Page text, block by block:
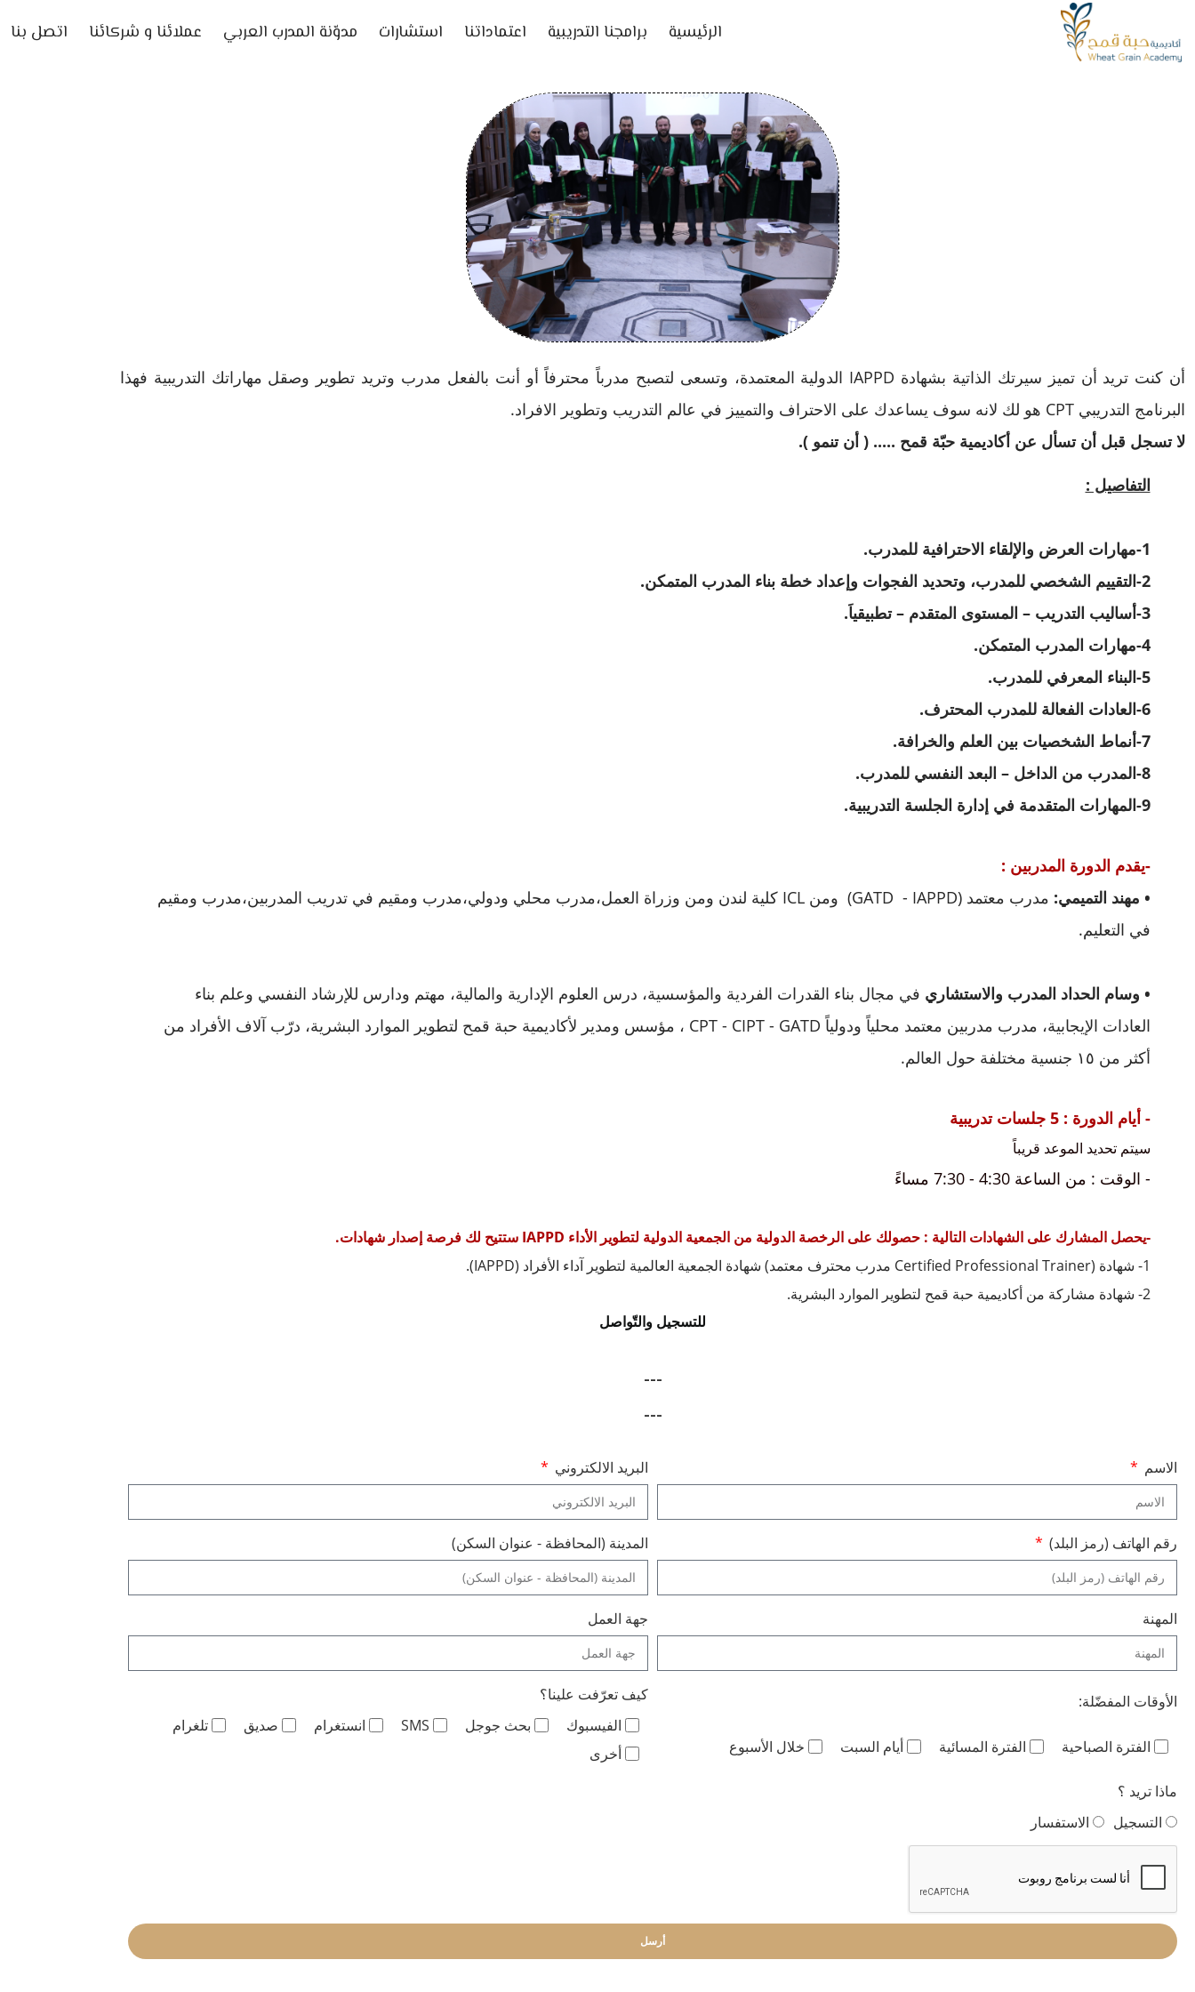
الرئيسية برامجنا التدريبية اعتماداتنا استشارات مدوّنة المدرب العربي عملائنا و شركائنا اتصل بنا
أن كنت تريد أن تميز سيرتك الذاتية بشهادة IAPPD الدولية المعتمدة، وتسعى لتصبح مدرباً محترفاً أو أنت بالفعل مدرب وتريد تطوير وصقل مهاراتك التدريبية فهذا
البرنامج التدريبي CPT هو لك لانه سوف يساعدك على الاحتراف والتمييز في عالم التدريب وتطوير الافراد.
لا تسجل قبل أن تسأل عن أكاديمية حبّة قمح ..... ( أن تنمو ).
التفاصيل :
1-مهارات العرض والإلقاء الاحترافية للمدرب.
2-التقييم الشخصي للمدرب، وتحديد الفجوات وإعداد خطة بناء المدرب المتمكن.
3-أساليب التدريب – المستوى المتقدم – تطبيقياَ.
4-مهارات المدرب المتمكن.
5-البناء المعرفي للمدرب.
6-العادات الفعالة للمدرب المحترف.
7-أنماط الشخصيات بين العلم والخرافة.
8-المدرب من الداخل – البعد النفسي للمدرب.
9-المهارات المتقدمة في إدارة الجلسة التدريبية.
-يقدم الدورة المدربين :
• مهند التميمي:
مدرب معتمد (GATD - IAPPD) ومن ICL كلية لندن ومن وزراة العمل،مدرب محلي ودولي،مدرب ومقيم في تدريب المدربين،مدرب ومقيم
في التعليم.
• وسام الحداد المدرب والاستشاري في مجال بناء القدرات الفردية والمؤسسية، درس العلوم الإدارية والمالية، مهتم ودارس للإرشاد النفسي وعلم بناء
العادات الإيجابية، مدرب مدربين معتمد محلياً ودولياً CPT - CIPT - GATD ، مؤسس ومدير لأكاديمية حبة قمح لتطوير الموارد البشرية، درّب آلاف الأفراد من
أكثر من ١٥ جنسية مختلفة حول العالم.
- أيام الدورة : 5 جلسات تدريبية
سيتم تحديد الموعد قريباً
- الوقت : من الساعة 4:30 - 7:30 مساءً
-يحصل المشارك على الشهادات التالية : حصولك على الرخصة الدولية من الجمعية الدولية لتطوير الأداء IAPPD ستتيح لك فرصة إصدار شهادات.
1- شهادة (Certified Professional Trainer مدرب محترف معتمد) شهادة الجمعية العالمية لتطوير آداء الأفراد (IAPPD).
2- شهادة مشاركة من أكاديمية حبة قمح لتطوير الموارد البشرية.
للتسجيل والتّواصل
---
---
الاسم البريد الالكتروني
رقم الهاتف (رمز البلد) المدينة (المحافظة - عنوان السكن)
المهنة جهة العمل
الأوقات المفضّلة:
الفترة الصباحية الفترة المسائية أيام السبت خلال الأسبوع
كيف تعرّفت علينا؟
الفيسبوك
بحث جوجل SMS انستغرام صديق
تلغرام
أخرى
ماذا تريد ؟
التسجيل
الاستفسار
أرسل